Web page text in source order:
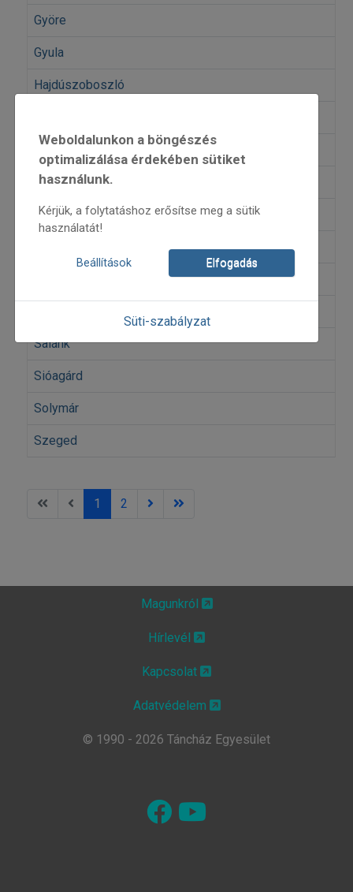
Györe
Gyula
Hajdúszoboszló
Méra
Miskolc
Nagykálló
Salánk
Sióagárd
Solymár
Szeged
1 2
Weboldalunkon a böngészés
optimalizálása érdekében sütiket
használunk.
Kérjük, a folytatáshoz erősítse meg a sütik
használatát!
Beállítások Elfogadás
Süti-szabályzat
Magunkról
Hírlevél
Kapcsolat
Adatvédelem
© 1990 - 2026 Táncház Egyesület